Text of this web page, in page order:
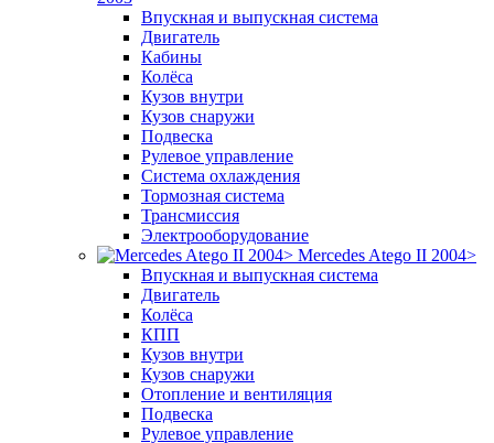
Впускная и выпускная система
Двигатель
Кабины
Колёса
Кузов внутри
Кузов снаружи
Подвеска
Рулевое управление
Система охлаждения
Тормозная система
Трансмиссия
Электрооборудование
Mercedes Atego II 2004>
Впускная и выпускная система
Двигатель
Колёса
КПП
Кузов внутри
Кузов снаружи
Отопление и вентиляция
Подвеска
Рулевое управление